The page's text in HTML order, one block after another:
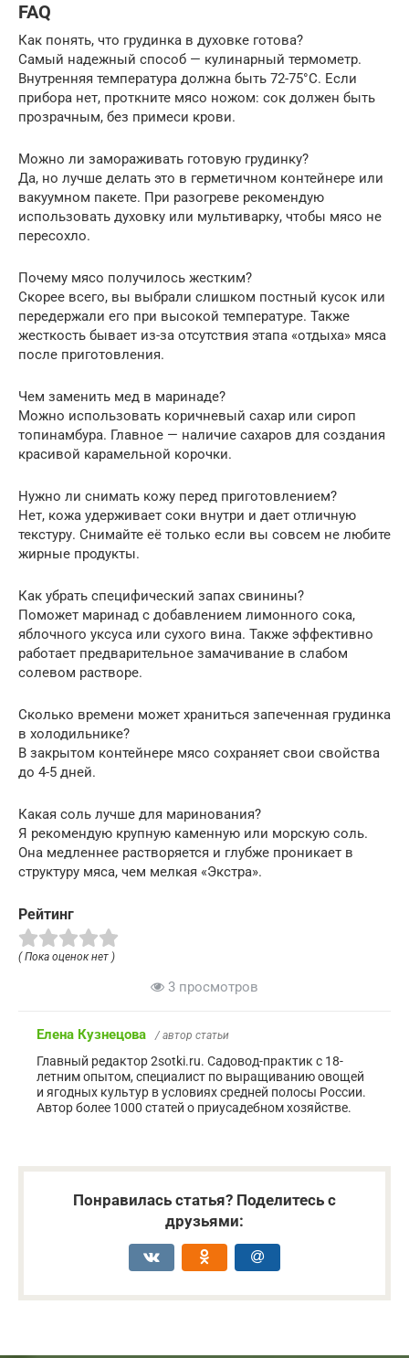
FAQ
Как понять, что грудинка в духовке готова?
Самый надежный способ — кулинарный термометр.
Внутренняя температура должна быть 72-75°C. Если
прибора нет, проткните мясо ножом: сок должен быть
прозрачным, без примеси крови.
Можно ли замораживать готовую грудинку?
Да, но лучше делать это в герметичном контейнере или
вакуумном пакете. При разогреве рекомендую
использовать духовку или мультиварку, чтобы мясо не
пересохло.
Почему мясо получилось жестким?
Скорее всего, вы выбрали слишком постный кусок или
передержали его при высокой температуре. Также
жесткость бывает из-за отсутствия этапа «отдыха» мяса
после приготовления.
Чем заменить мед в маринаде?
Можно использовать коричневый сахар или сироп
топинамбура. Главное — наличие сахаров для создания
красивой карамельной корочки.
Нужно ли снимать кожу перед приготовлением?
Нет, кожа удерживает соки внутри и дает отличную
текстуру. Снимайте её только если вы совсем не любите
жирные продукты.
Как убрать специфический запах свинины?
Поможет маринад с добавлением лимонного сока,
яблочного уксуса или сухого вина. Также эффективно
работает предварительное замачивание в слабом
солевом растворе.
Сколько времени может храниться запеченная грудинка
в холодильнике?
В закрытом контейнере мясо сохраняет свои свойства
до 4-5 дней.
Какая соль лучше для маринования?
Я рекомендую крупную каменную или морскую соль.
Она медленнее растворяется и глубже проникает в
структуру мяса, чем мелкая «Экстра».
Рейтинг
( Пока оценок нет )
3 просмотров
Елена Кузнецова / автор статьи
Главный редактор 2sotki.ru. Садовод-практик с 18-
летним опытом, специалист по выращиванию овощей
и ягодных культур в условиях средней полосы России.
Автор более 1000 статей о приусадебном хозяйстве.
Понравилась статья? Поделитесь с
друзьями: